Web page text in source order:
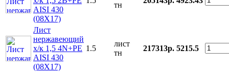
AISI 430
(08Х17)
тн
Лист
нержавеющий
х/к 1,5 4N+PE
AISI 430
(08Х17)
1.5
лист
тн
217313р. 5215.5